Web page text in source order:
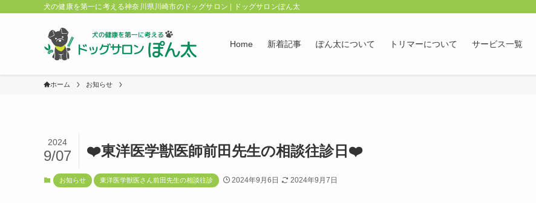
犬の健康を第一に考える神奈川県川崎市のドッグサロン | ドッグサロンぽん太
Home 新着記事 ぽん太について トリマーについて サービス一覧
ホーム お知らせ
❤️東洋医学獣医師前田先生の相談往診日❤️
2024
9/07
お知らせ 東洋医学獣医さん前田先生の相談往診 2024年9月6日 2024年9月7日